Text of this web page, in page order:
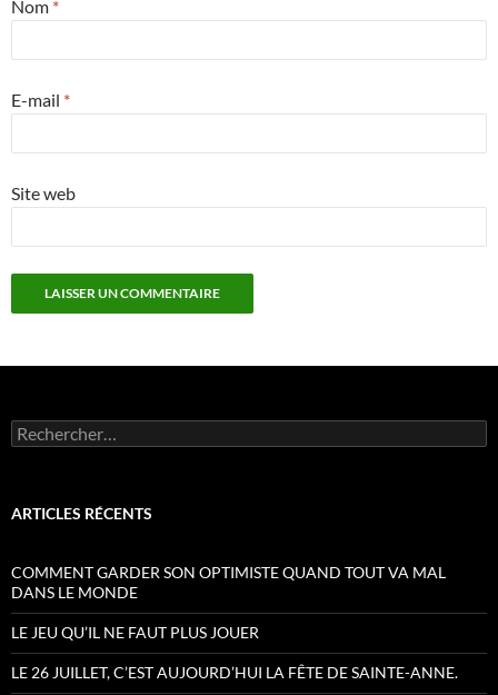
Nom *
E-mail *
Site web
Rechercher :
ARTICLES RÉCENTS
COMMENT GARDER SON OPTIMISTE QUAND TOUT VA MAL
DANS LE MONDE
LE JEU QU’IL NE FAUT PLUS JOUER
LE 26 JUILLET, C’EST AUJOURD’HUI LA FÊTE DE SAINTE-ANNE.